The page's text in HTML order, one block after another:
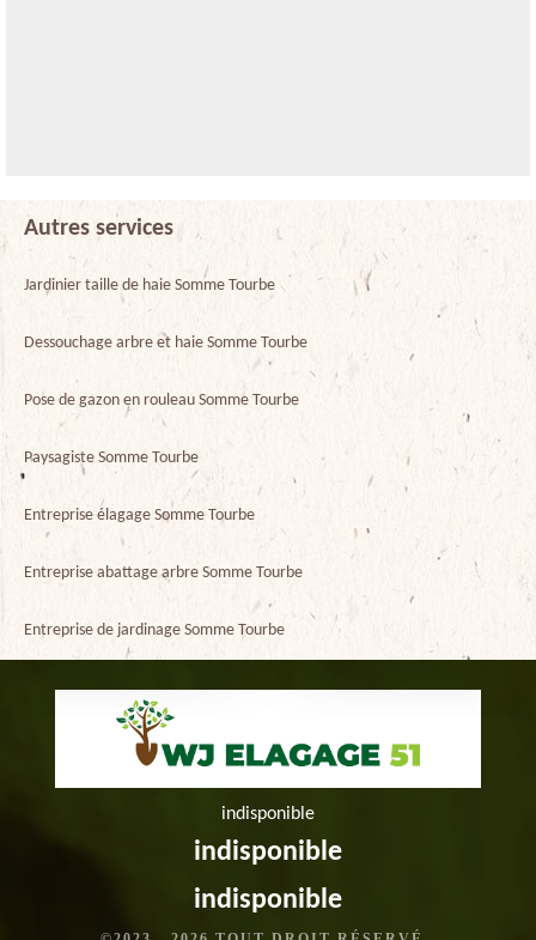
Autres services
Jardinier taille de haie Somme Tourbe
Dessouchage arbre et haie Somme Tourbe
Pose de gazon en rouleau Somme Tourbe
Paysagiste Somme Tourbe
Entreprise élagage Somme Tourbe
Entreprise abattage arbre Somme Tourbe
Entreprise de jardinage Somme Tourbe
indisponible
indisponible
indisponible